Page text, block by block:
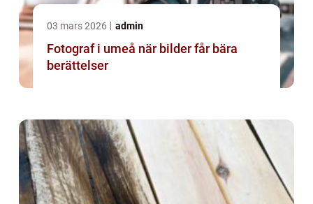
03 mars 2026 admin
Fotograf i umeå när bilder får bära
berättelser